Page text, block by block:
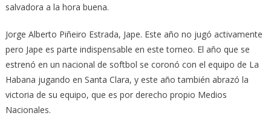
salvadora a la hora buena.
Jorge Alberto Piñeiro Estrada, Jape. Este año no jugó activamente
pero Jape es parte indispensable en este torneo. El año que se
estrenó en un nacional de softbol se coronó con el equipo de La
Habana jugando en Santa Clara, y este año también abrazó la
victoria de su equipo, que es por derecho propio Medios
Nacionales.